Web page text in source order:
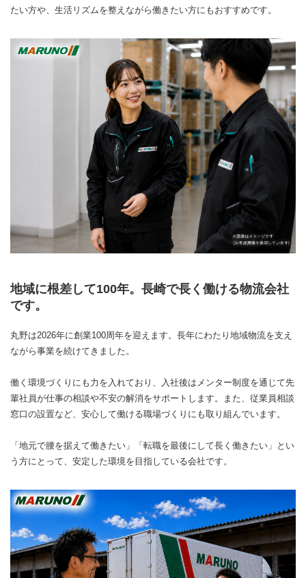
たい方や、生活リズムを整えながら働きたい方にもおすすめです。
地域に根差して100年。長崎で長く働ける物流会社
です。
丸野は2026年に創業100周年を迎えます。長年にわたり地域物流を支え
ながら事業を続けてきました。
働く環境づくりにも力を入れており、入社後はメンター制度を通じて先
輩社員が仕事の相談や不安の解消をサポートします。また、従業員相談
窓口の設置など、安心して働ける職場づくりにも取り組んでいます。
「地元で腰を据えて働きたい」「転職を最後にして長く働きたい」とい
う方にとって、安定した環境を目指している会社です。